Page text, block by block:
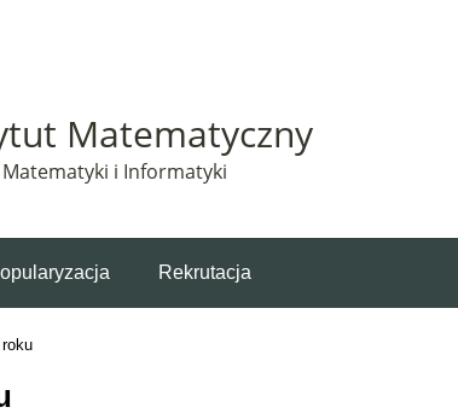
Matematyczny
Matematyki i Informatyki
Rekrutacja